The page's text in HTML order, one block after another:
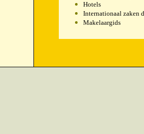
Hotels
Internationaal zaken
Makelaargids